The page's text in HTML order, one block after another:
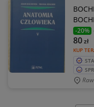
-20%
KUP
80zł